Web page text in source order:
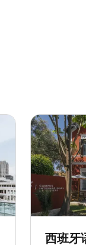
西班牙